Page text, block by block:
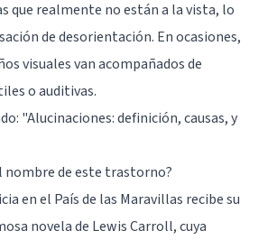
que realmente no están a la vista, lo
de desorientación. En ocasiones,
visuales van acompañados de
o auditivas.
"Alucinaciones: definición, causas, y
nombre de este trastorno?
en el País de las Maravillas recibe su
novela de Lewis Carroll, cuya